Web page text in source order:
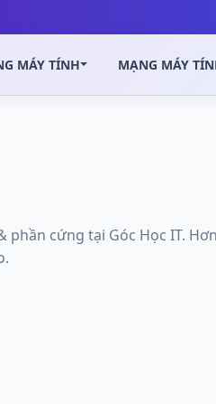
MÁY TÍNH MẠNG MÁY
phần cứng tại Góc Học IT.